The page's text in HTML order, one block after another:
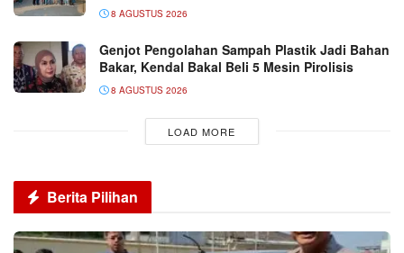
8 AGUSTUS 2026
Genjot Pengolahan Sampah Plastik Jadi Bahan
Bakar, Kendal Bakal Beli 5 Mesin Pirolisis
8 AGUSTUS 2026
LOAD MORE
Berita Pilihan